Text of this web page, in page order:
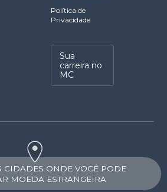
Política de
Privacidade
Sua
carreira no
MC
CIDADES ONDE VOCÊ PODE
MOEDA ESTRANGEIRA